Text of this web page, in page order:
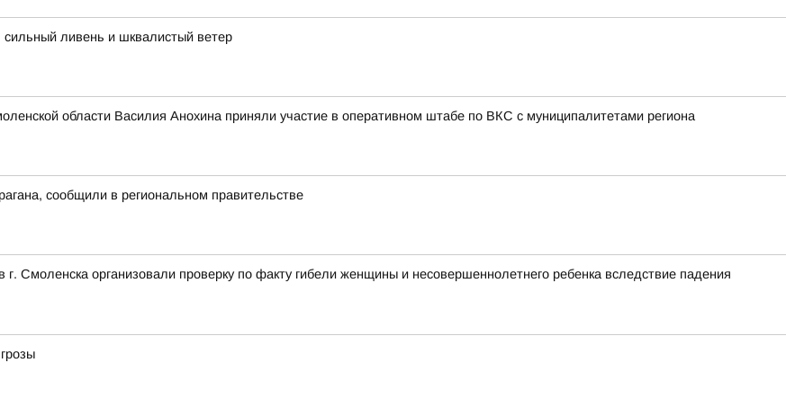
ливень и шквалистый ветер
области Василия Анохина приняли участие в оперативном штабе по ВКС с муниципалитетами региона
сообщили в региональном правительстве
Смоленска организовали проверку по факту гибели женщины и несовершеннолетнего ребенка вследствие падения